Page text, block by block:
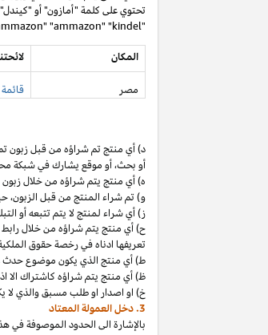
تحتوي على كلمة "أمازون" أو
"ammazon" "ammazon" "kindel" (كل ما ذكر "تنسيبات مدفوعة محظورة").
المكان
مصر
د) أي منتج تمشراؤه من قبل زبون
أو بحث،أو موقع يشارك في شبكة
ه) أي منتج يتمشراؤه من خلال
و) تم شراء المنتج من قبل الزبون،
ز) أي شراء لمنتج لا يتم تتبعه أو
ح) أي منتج يتمشراؤهمن خلال
تعريفها ادناه في رخصة حقوق
ط) أي منتج الذي يكون موضوع حدث غنيمة (كما تم
ظ) أي منتج يتمشراؤه كاشتراك الا
خ) او اصدار او طلب مسبق والذي لا
3. دخل العمولة المعتاد
بالإشارة الى الحدود الموصوفة في